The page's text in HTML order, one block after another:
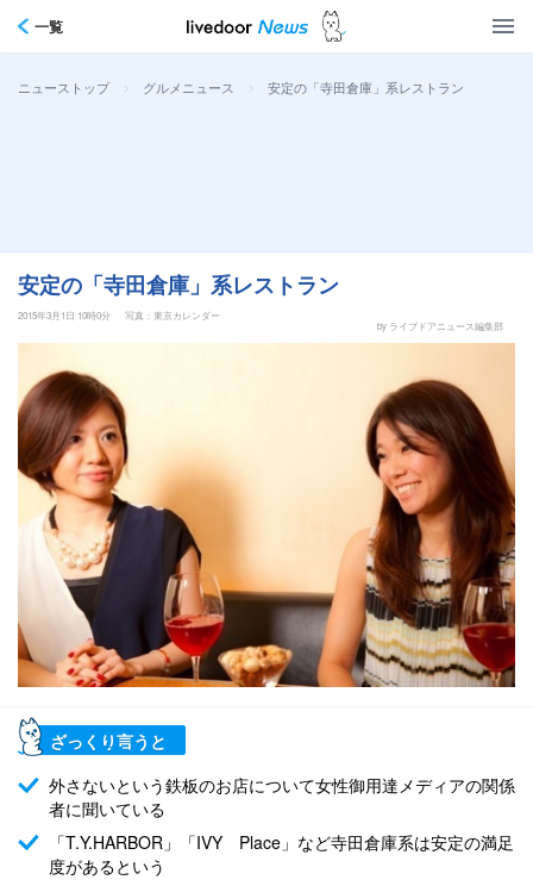
一覧
ニューストップ > グルメニュース > 安定の「寺田倉庫」系レストラン
安定の「寺田倉庫」系レストラン
2015年3月1日 10時0分
写真：東京カレンダー
by ライブドアニュース編集部
ざっくり言うと
外さないという鉄板のお店について女性御用達メディアの関係
者に聞いている
「T.Y.HARBOR」「IVY Place」など寺田倉庫系は安定の満足
度があるという